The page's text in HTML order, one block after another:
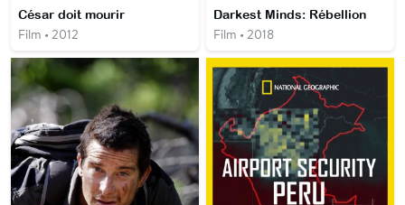
César doit mourir
Film • 2012
Darkest Minds: Rébellion
Film • 2018